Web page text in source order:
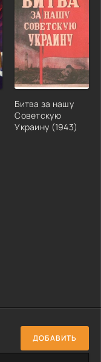
Битва за нашу
Советскую
Украину (1943)
ДОБАВИТЬ